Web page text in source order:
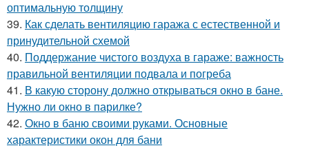
оптимальную толщину
39. Как сделать вентиляцию гаража с естественной и
принудительной схемой
40. Поддержание чистого воздуха в гараже: важность
правильной вентиляции подвала и погреба
41. В какую сторону должно открываться окно в бане.
Нужно ли окно в парилке?
42. Окно в баню своими руками. Основные
характеристики окон для бани